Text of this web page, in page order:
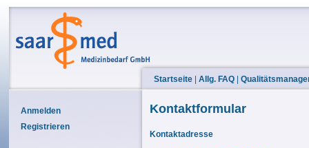
Startseite |Allg. FAQ |
Anmelden
Registrieren
Kontaktformular
Kontaktadresse